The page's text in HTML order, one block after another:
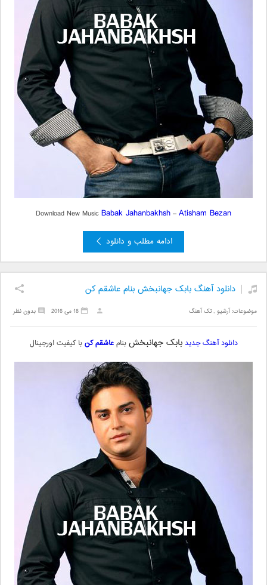
Download New MusicBabak Jahanbakhsh–Atisham Bezan
ادامه مطلب و دانلود
دانلود آهنگ بابک جهانبخش بنام عاشقم کن
موضوعات:آرشیو ,تک آهنگ بدون نظر 18 می 2016
دانلود آهنگ جدید بابک جهانبخشبنام عاشقم کن با کیفیت اورجینال